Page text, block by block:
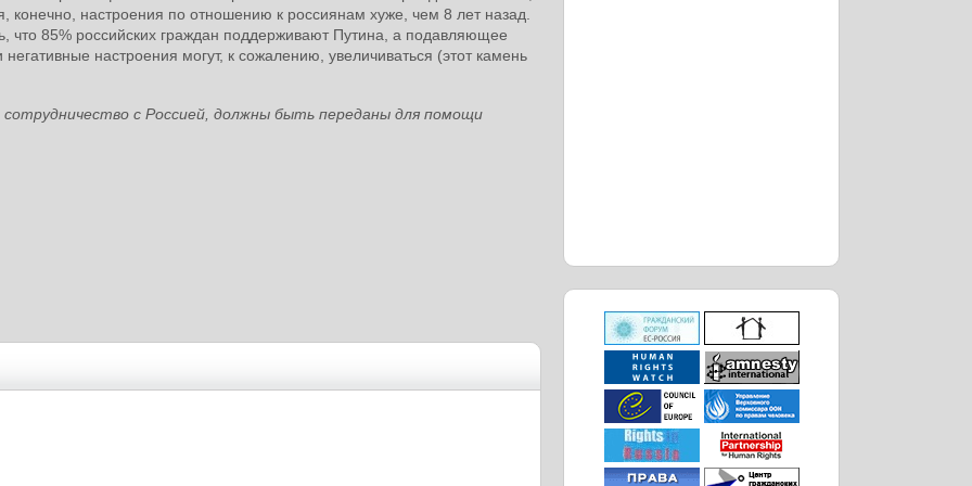
конечно, настроения по отношению к россиянам хуже, чем 8 лет назад.
что 85% российских граждан поддерживают Путина, а подавляющее
настроения могут, к сожалению, увеличиваться (этот камень
с Россией, должны быть переданы для помощи